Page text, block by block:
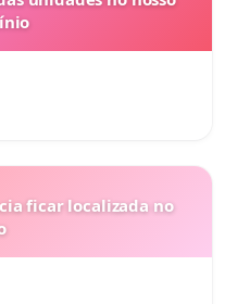
ficar localizada no